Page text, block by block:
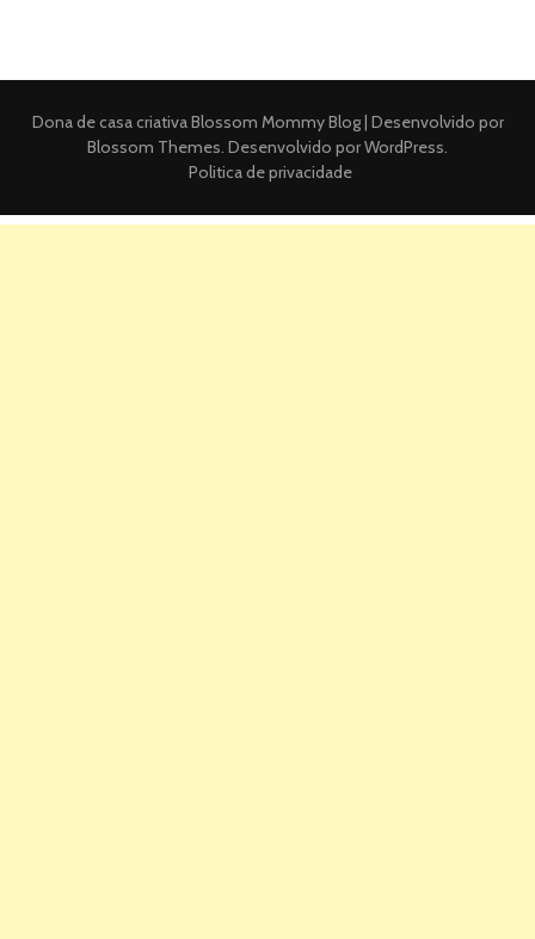
Dona de casa criativaBlossom Mommy Blog | Desenvolvido por
Blossom Themes. Desenvolvido porWordPress.
Politica de privacidade